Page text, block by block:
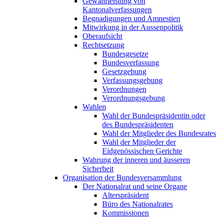
Kantonalverfassungen
Begnadigungen und Amnestien
Mitwirkung in der Aussenpolitik
Oberaufsicht
Rechtsetzung
Bundesgesetze
Bundesverfassung
Gesetzgebung
Verfassungsgebung
Verordnungen
Verordnungsgebung
Wahlen
Wahl der Bundespräsidentin oder
des Bundespräsidenten
Wahl der Mitglieder des Bundesrates
Wahl der Mitglieder der
Eidgenössischen Gerichte
Wahrung der inneren und äusseren
Sicherheit
Organisation der Bundesversammlung
Der Nationalrat und seine Organe
Alterspräsident
Büro des Nationalrates
Kommissionen